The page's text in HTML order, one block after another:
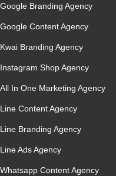
Google Branding Agency
Google Content Agency
Kwai Branding Agency
Instagram Shop Agency
All In One Marketing Agency
Line Content Agency
Line Branding Agency
Line Ads Agency
Whatsapp Content Agency